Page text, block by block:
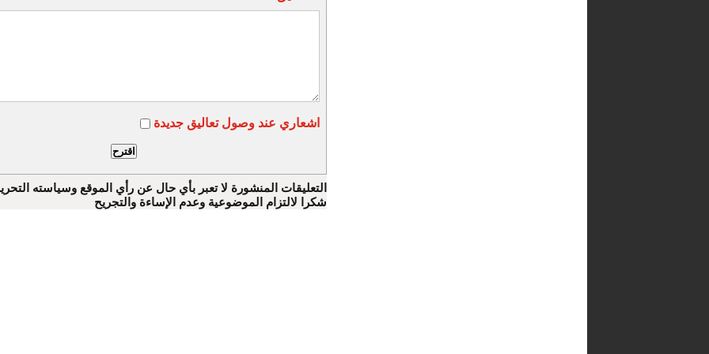
اشعاري عند وصول تعاليق جديدة
التعليقات المنشورة لا تعبر بأي حال عن رأي الموقع وسياسته
شكرا لالتزام الموضوعية وعدم الإساءة والتجريح